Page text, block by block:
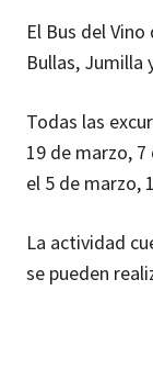
El Bus del
Bullas, Jumilla
Todas las
19 de marzo,
el 5 de marzo,
La actividad
se pueden